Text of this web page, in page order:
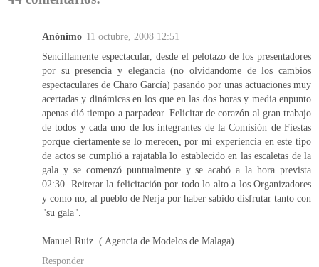
Anónimo 11 octubre, 2008 12:51
Sencillamente espectacular, desde el pelotazo de los presentadores
por su presencia y elegancia (no olvidandome de los cambios
espectaculares de Charo García) pasando por unas actuaciones muy
acertadas y dinámicas en los que en las dos horas y media enpunto
apenas dió tiempo a parpadear. Felicitar de corazón al gran trabajo
de todos y cada uno de los integrantes de la Comisión de Fiestas
porque ciertamente se lo merecen, por mi experiencia en este tipo
de actos se cumplió a rajatabla lo establecido en las escaletas de la
gala y se comenzó puntualmente y se acabó a la hora prevista
02:30. Reiterar la felicitación por todo lo alto a los Organizadores
y como no, al pueblo de Nerja por haber sabido disfrutar tanto con
"su gala".
Manuel Ruiz. ( Agencia de Modelos de Malaga)
Responder